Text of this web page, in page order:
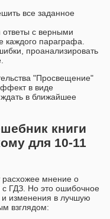
все заданное
ответы с верными
параграфа.
проанализировать
"Просвещение"
в виде
в ближайшее
книги
для 10-11
расхожее мнение о
с ГДЗ. Но это ошибочное
изменения в лучшую
взглядом: